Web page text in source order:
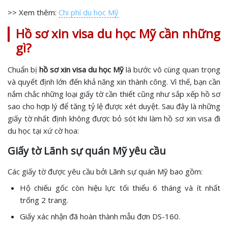
>> Xem thêm: Chi phí du học Mỹ
Hồ sơ xin visa du học Mỹ cần những
gì?
Chuẩn bị hồ sơ xin visa du học Mỹ là bước vô cùng quan trọng
và quyết định lớn đến khả năng xin thành công. Vì thế, bạn cần
nắm chắc những loại giấy tờ cần thiết cũng như sắp xếp hồ sơ
sao cho hợp lý để tăng tỷ lệ được xét duyệt. Sau đây là những
giấy tờ nhất định không được bỏ sót khi làm hồ sơ xin visa đi
du học tại xứ cờ hoa:
Giấy tờ Lãnh sự quán Mỹ yêu cầu
Các giấy tờ được yêu cầu bởi Lãnh sự quán Mỹ bao gồm:
Hộ chiếu gốc còn hiệu lực tối thiểu 6 tháng và ít nhất
trống 2 trang.
Giấy xác nhận đã hoàn thành mẫu đơn DS-160.